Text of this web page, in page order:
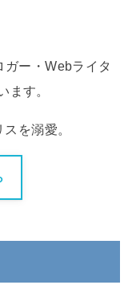
ー・Webライタ
ます。
を溺愛。